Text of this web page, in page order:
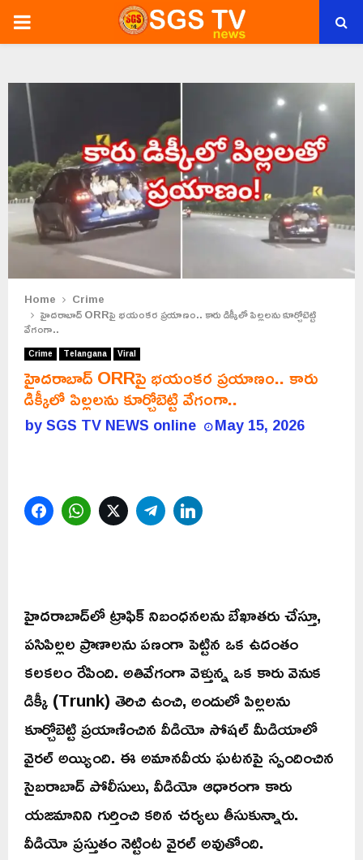
PRIMARY
Home Crime
హైదరాబాద్ ORRపై భయంకర ప్రయాణం.. కారు డిక్కీలో పిల్లలను కూర్చోబెట్టి
వేగంగా..
Crime Telangana Viral
హైదరాబాద్ ORRపై భయంకర ప్రయాణం.. కారు
డిక్కీలో పిల్లలను కూర్చోబెట్టి వేగంగా..
bySGS TV NEWS online May 15, 2026
FacebookWhatsAppTwitterTelegram
హైదరాబాద్‌లో ట్రాఫిక్ నిబంధనలను బేఖాతరు చేస్తూ,
పసిపిల్లల ప్రాణాలను పణంగా పెట్టిన ఒక ఉదంతం
కలకలం రేపింది. అతివేగంగా వెళ్తున్న ఒక కారు వెనుక
డిక్కీ (Trunk) తెరిచి ఉంచి, అందులో పిల్లలను
కూర్చోబెట్టి ప్రయాణించిన వీడియో సోషల్ మీడియాలో
వైరల్ అయ్యింది. ఈ అమానవీయ ఘటనపై స్పందించిన
సైబరాబాద్ పోలీసులు, వీడియో ఆధారంగా కారు
యజమానిని గుర్తించి కఠిన చర్యలు తీసుకున్నారు.
వీడియో ప్రస్తుతం నెట్టింట వైరల్ అవుతోంది.